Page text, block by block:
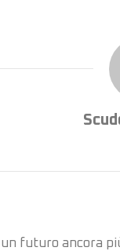
futuro ancora